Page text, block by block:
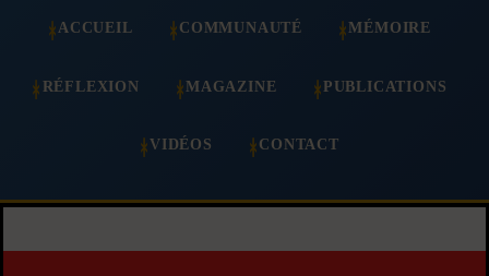
ACCUEIL COMMUNAUTÉ MÉMOIRE
RÉFLEXION MAGAZINE PUBLICATIONS
VIDÉOS CONTACT